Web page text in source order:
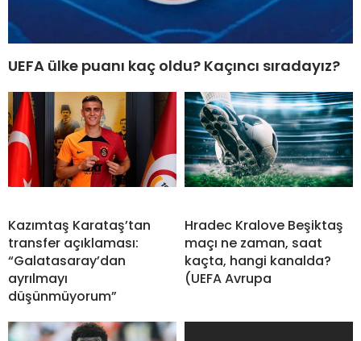
UEFA ülke puanı kaç oldu? Kaçıncı sıradayız?
Kazımtaş Karataş’tan
transfer açıklaması:
“Galatasaray’dan
ayrılmayı
düşünmüyorum”
Hradec Kralove Beşiktaş
maçı ne zaman, saat
kaçta, hangi kanalda?
(UEFA Avrupa